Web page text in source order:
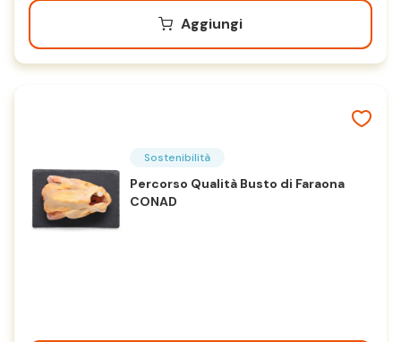
Aggiungi
Sostenibilità
Percorso Qualità Busto di Faraona
CONAD